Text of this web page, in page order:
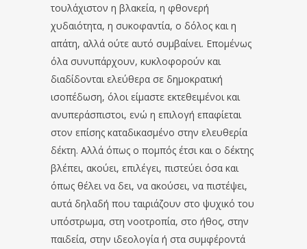
τουλάχιστον η βλακεία, η φθονερή
χυδαιότητα, η συκοφαντία, ο δόλος και η
απάτη, αλλά ούτε αυτό συμβαίνει. Επομένως
όλα συνυπάρχουν, κυκλοφορούν και
διαδίδονται ελεύθερα σε δημοκρατική
ισοπέδωση, όλοι είμαστε εκτεθειμένοι και
ανυπεράσπιστοι, ενώ η επιλογή επαφίεται
στον επίσης καταδικασμένο στην ελευθερία
δέκτη. Αλλά όπως ο πομπός έτσι και ο δέκτης
βλέπει, ακούει, επιλέγει, πιστεύει όσα και
όπως θέλει να δει, να ακούσει, να πιστέψει,
αυτά δηλαδή που ταιριάζουν στο ψυχικό του
υπόστρωμα, στη νοοτροπία, στο ήθος, στην
παιδεία, στην ιδεολογία ή στα συμφέροντά